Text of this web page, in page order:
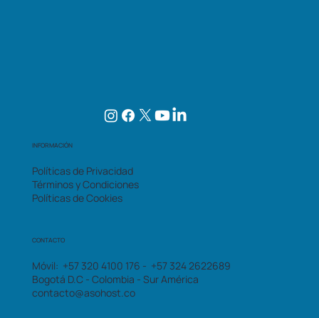
INFORMACIÓN
Políticas de Privacidad
Términos y Condiciones
Políticas de Cookies
CONTACTO
Móvil: +57 320 4100 176 - +57 324 2622689
Bogotá D.C - Colombia - Sur América
contacto@asohost.co